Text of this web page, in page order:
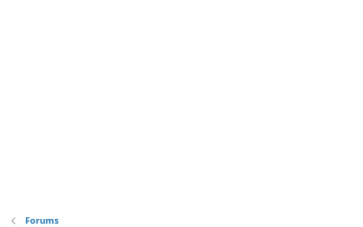
Forums